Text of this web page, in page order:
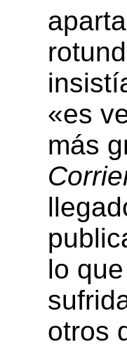
«es
más
lo
otros